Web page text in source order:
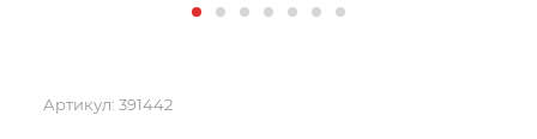
Артикул: 391442